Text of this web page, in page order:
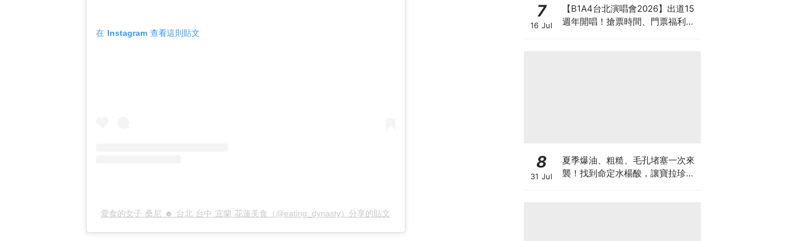
在 Instagram 查看這則貼文
愛食的女子 桑尼 ☻︎ 台北 台中 宜蘭 花蓮美食（@eating_dynasty）分享的貼文
7
16 Jul
【B1A4台北演唱會2026】出道15
週年開唱！搶票時間、門票福利、
8
31 Jul
夏季爆油、粗糙、毛孔堵塞一次來
襲！找到命定水楊酸，讓寶拉珍選